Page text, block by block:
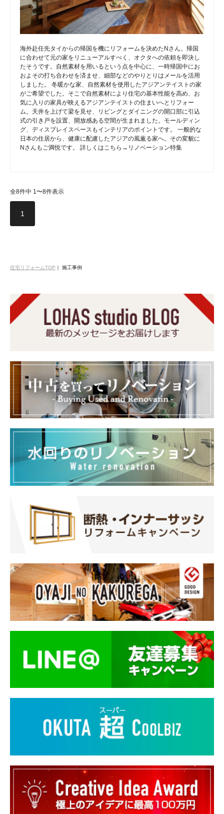
海外赴任先タイからの帰国を機にリフォームを決めたNさん。帰国
に合わせて元の家をリニューアルすべく、オクタへの依頼を即決し
たそうです。自然素材を用いるという点を中心に、一時帰国中にお
およその打ち合わせを済ませ、細部などのやりとりはメールを活用
しました。 冬暖かな家、自然素材を使用したアジアンテイストの家
がご希望でした。そこで自然素材により住宅の基本性能を高め、お
気に入りの家具が映えるアジアンテイストの住まいへとリフォー
ム。天井を上げて梁を見せ、リビングとダイニングの開口部に引込
式の引き戸を設置、開放感ある空間が生まれました。モールディン
グ、ディスプレイスペースもインテリアのポイントです。 一般的な
日本の住居から、健康に配慮したアジアの風薫る家へ。その変貌に
Nさんもご満悦です。 詳しくはこちら→リノベーション特集
全8件中 1〜8件表示
1
住宅リフォームTOP ｜ 施工事例